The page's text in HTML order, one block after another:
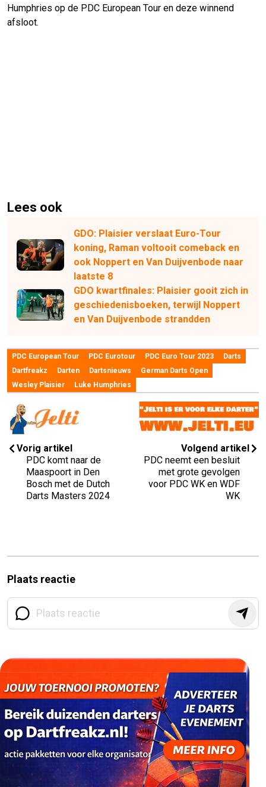
Humphries op de PDC European Tour en deze winnend
afsloot.
Lees ook
GDO: Plaisier verslaat Euro-Tour
koning, Raman voltooit comeback en
ook Noppert en Van Duijvenbode naar
laatste 8
GDO kwartfinales: Plaisier gooit zich in
geschiedenisboeken, terwijl Noppert
en Van Duijvenbode strandden
PDC European Tour PDC Eurotour PDC Euro Tour 2023
Darts
Dartfreakz
Darten Dartsnieuws
German Darts Open
Wesley Plaisier
Luke Humphries
Vorig artikel
PDC komt naar de
Maaspoort in Den
Bosch met de Dutch
Darts Masters 2024
Volgend artikel
PDC neemt een besluit
met grote gevolgen
voor PDC WK en WDF
WK
Plaats reactie